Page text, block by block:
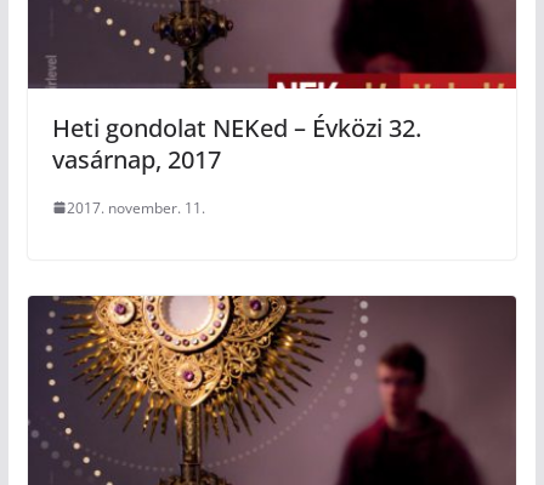
Heti gondolat NEKed – Évközi 32.
vasárnap, 2017
2017. november. 11.